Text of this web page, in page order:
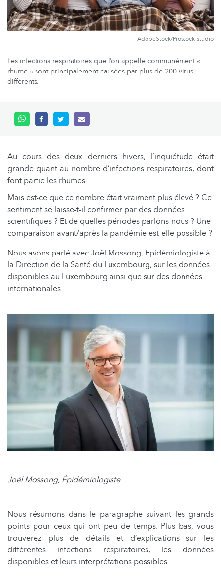
AdobeStock/Prostock-studio
Les infections respiratoires que l’on appelle communément «
rhume » sont principalement causées par plus de 200 virus
différents.
Au cours des deux derniers hivers, l’inquiétude était
grande quant au nombre d’infections respiratoires, dont
font partie les rhumes.
Mais est-ce que ce nombre était vraiment plus élevé ? Ce
sentiment se laisse-t-il confirmer par des données
scientifiques ? Et de quelles périodes parlons-nous ? Une
comparaison avant/après la pandémie est-elle possible ?
Nous avons parlé avec Joël Mossong, Epidémiologiste à
la Direction de la Santé du Luxembourg, sur les données
disponibles au Luxembourg ainsi que sur des données
internationales.
Joël Mossong, Épidémiologiste
Nous résumons dans le paragraphe suivant les grands
points pour ceux qui ont peu de temps. Plus bas, vous
trouverez plus de détails et d’explications sur les
différentes infections respiratoires, les données
disponibles et leurs interprétations possibles.